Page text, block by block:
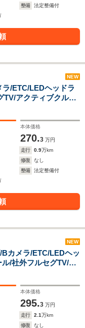
整備
法定整備付
NEW
/ETC/LEDヘッドラ
TV/アクティブクルー
ー/デジタルインナー
ー/キーレス
本体価格
270.3 万円
走行 0.9万km
修復
なし
整備
法定整備付
NEW
カメラ/ETC/LEDヘッ
/社外フルセグTV/パ
ルミホイール/前後
本体価格
295.3 万円
走行 2.1万km
修復
なし